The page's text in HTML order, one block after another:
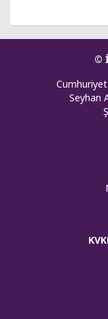
©
Seyhan